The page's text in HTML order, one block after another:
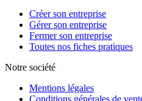
Créer son entreprise
Gérer son entreprise
Fermer son entreprise
Toutes nos fiches pratiques
Notre société
Mentions légales
Conditions générales de